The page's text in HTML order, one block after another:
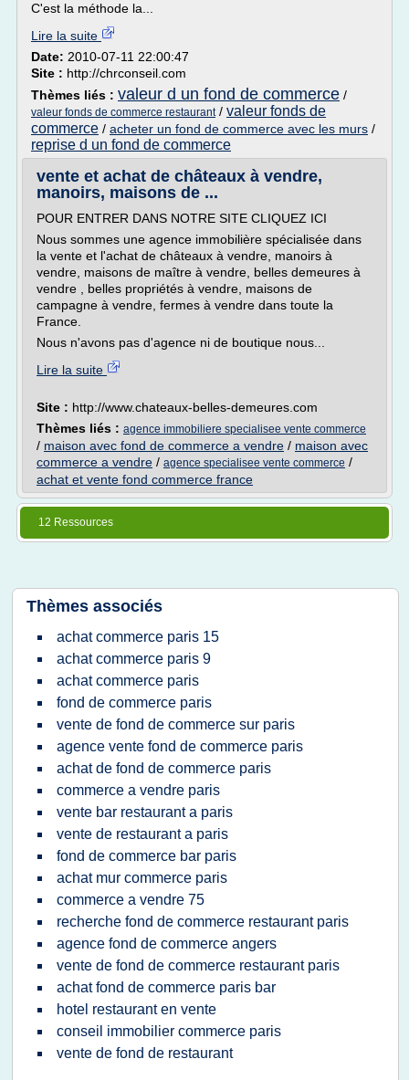
C'est la méthode la...
Lire la suite
Date: 2010-07-11 22:00:47
Site : http://chrconseil.com
Thèmes liés : valeur d un fond de commerce /
valeur fonds de commerce restaurant/ valeur fonds de
commerce / acheter un fond de commerce avec les murs /
reprise d un fond de commerce
vente et achat de châteaux à vendre,
manoirs, maisons de ...
POUR ENTRER DANS NOTRE SITE CLIQUEZ ICI
Nous sommes une agence immobilière spécialisée dans
la vente et l'achat de châteaux à vendre, manoirs à
vendre, maisons de maître à vendre, belles demeures à
vendre , belles propriétés à vendre, maisons de
campagne à vendre, fermes à vendre dans toute la
France.
Nous n'avons pas d'agence ni de boutique nous...
Lire la suite
Site : http://www.chateaux-belles-demeures.com
Thèmes liés : agence immobiliere specialisee vente commerce
/ maison avec fond de commerce a vendre / maison avec
commerce a vendre / agence specialisee vente commerce /
achat et vente fond commerce france
12 Ressources
Thèmes associés
achat commerce paris 15
achat commerce paris 9
achat commerce paris
fond de commerce paris
vente de fond de commerce sur paris
agence vente fond de commerce paris
achat de fond de commerce paris
commerce a vendre paris
vente bar restaurant a paris
vente de restaurant a paris
fond de commerce bar paris
achat mur commerce paris
commerce a vendre 75
recherche fond de commerce restaurant paris
agence fond de commerce angers
vente de fond de commerce restaurant paris
achat fond de commerce paris bar
hotel restaurant en vente
conseil immobilier commerce paris
vente de fond de restaurant